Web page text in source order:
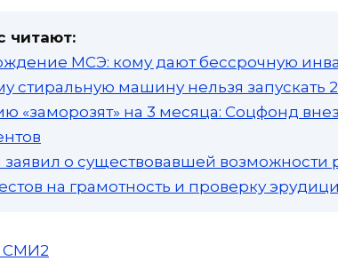
читают:
МСЭ: кому дают бессрочную
стиральную машину нельзя запускать
«заморозят» на 3 месяца: Соцфонд
заявил о существовавшей возможности
на грамотность и проверку
СМИ2